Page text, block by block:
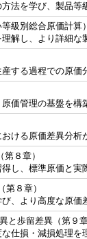
法を学び、製品等
級別総合原価計算
解し、より詳細な
する過程での原価
価管理の基盤を構
ける原価差異分析
８章）
し、標準原価と実
８章）
、より高度な原価
と歩留差異（第９章
仕損・減損処理を